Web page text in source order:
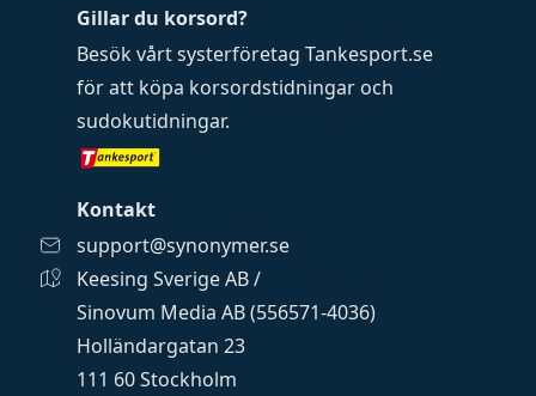
Gillar du korsord?
Besök vårt systerföretag Tankesport.se
för att köpa korsordstidningar och
sudokutidningar.
Kontakt
support@synonymer.se
Keesing Sverige AB /
Sinovum Media AB (556571-4036)
Holländargatan 23
111 60 Stockholm